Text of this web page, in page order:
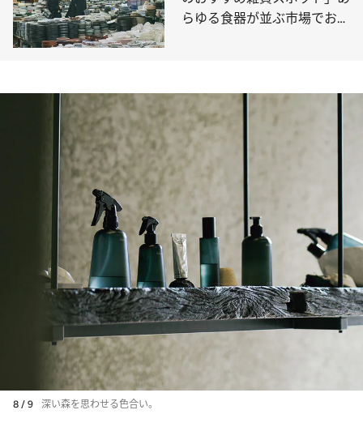
らゆる食器が並ぶ市場でお宝
8 / 9 深い森を思わせる色合い。